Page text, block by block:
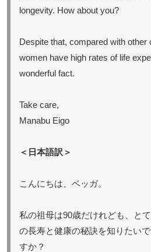
longevity. How about you?
Despite that, compared with other
women have high rates of life
wonderful fact.
Take care,
Manabu Eigo
＜日本語訳＞
こんにちは、ベッガ。
私の祖母は90歳だけれども、と
の長寿と健康の秘訣を知りたい
すか？